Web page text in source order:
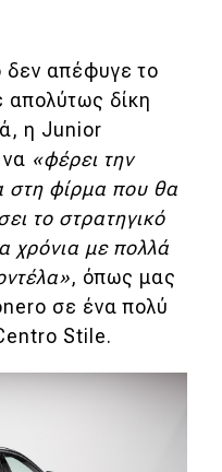
δεν απέφυγε το
απολύτως δίκη
η Junior
«φέρει την
στη φίρμα που θα
το στρατηγικό
χρόνια με πολλά
, όπως μας
σε ένα πολύ
Stile.